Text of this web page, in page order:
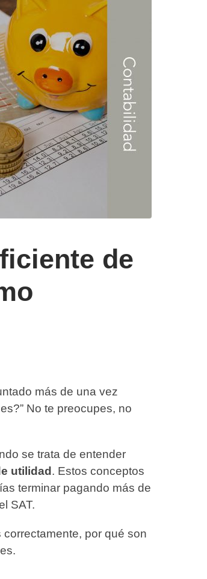
de
más de una vez
No te preocupes, no
se trata de entender
utilidad . Estos conceptos
terminar pagando más de
SAT.
por qué son